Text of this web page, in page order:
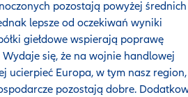
pozostają powyżej średnich
lepsze od oczekiwań wyniki
giełdowe wspierają poprawę
się, że na wojnie handlowej
ucierpieć Europa, w tym nasz region,
pozostają dobre.